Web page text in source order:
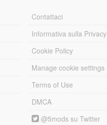
Contattaci
Informativa sulla Privacy
Cookie Policy
Manage cookie settings
Terms of Use
DMCA
@5mods su Twitter